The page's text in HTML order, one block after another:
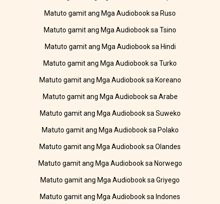
Matuto gamit ang Mga Audiobook sa Ruso
Matuto gamit ang Mga Audiobook sa Tsino
Matuto gamit ang Mga Audiobook sa Hindi
Matuto gamit ang Mga Audiobook sa Turko
Matuto gamit ang Mga Audiobook sa Koreano
Matuto gamit ang Mga Audiobook sa Arabe
Matuto gamit ang Mga Audiobook sa Suweko
Matuto gamit ang Mga Audiobook sa Polako
Matuto gamit ang Mga Audiobook sa Olandes
Matuto gamit ang Mga Audiobook sa Norwego
Matuto gamit ang Mga Audiobook sa Griyego
Matuto gamit ang Mga Audiobook sa Indones